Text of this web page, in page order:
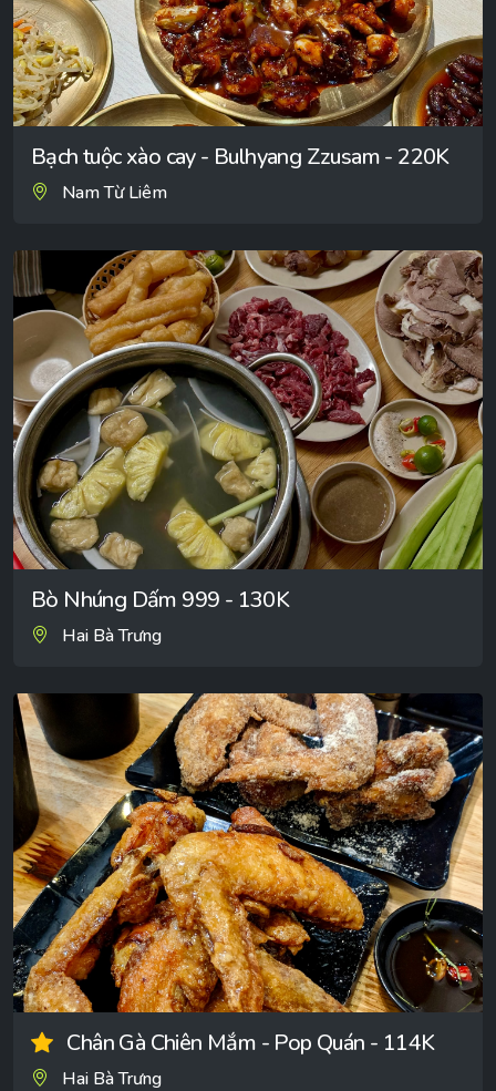
Bạch tuộc xào cay - Bulhyang Zzusam - 220K
Nam Từ Liêm
Bò Nhúng Dấm 999 - 130K
Hai Bà Trưng
Chân Gà Chiên Mắm - Pop Quán - 114K
Hai Bà Trưng